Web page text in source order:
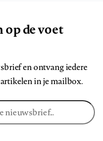
de voet
en ontvang iedere
in je mailbox.